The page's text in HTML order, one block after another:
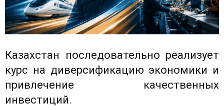
Казахстан последовательно реализует
курс на диверсификацию экономики и
привлечение качественных
инвестиций.